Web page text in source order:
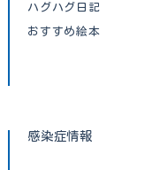
ハグハグ日記
おすすめ絵本
感染症情報